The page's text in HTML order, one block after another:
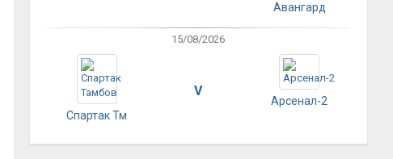
Авангард
15/08/2026
Спартак Тм
V
Арсенал-2